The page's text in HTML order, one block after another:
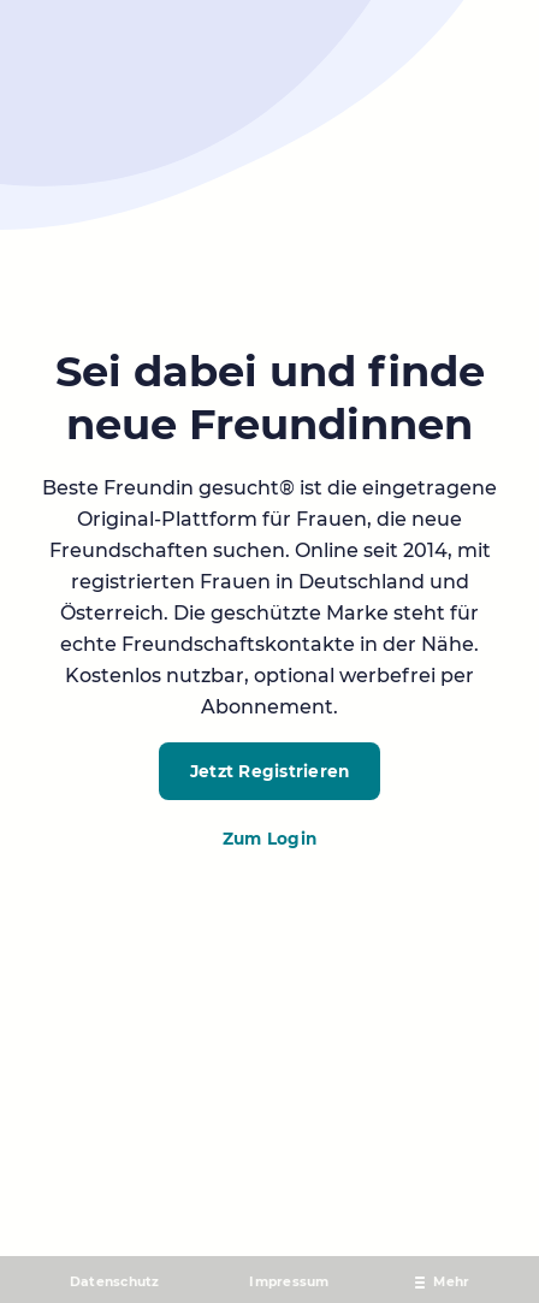
Sei dabei und finde
neue Freundinnen
Beste Freundin gesucht® ist die eingetragene
Original-Plattform für Frauen, die neue
Freundschaften suchen. Online seit 2014, mit
registrierten Frauen in Deutschland und
Österreich. Die geschützte Marke steht für
echte Freundschaftskontakte in der Nähe.
Kostenlos nutzbar, optional werbefrei per
Abonnement.
Jetzt Registrieren
Zum Login
Datenschutz Impressum Mehr